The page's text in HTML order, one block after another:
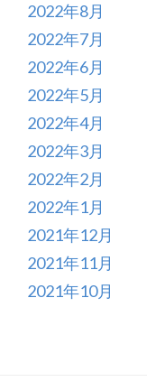
2022年8月
2022年7月
2022年6月
2022年5月
2022年4月
2022年3月
2022年2月
2022年1月
2021年12月
2021年11月
2021年10月